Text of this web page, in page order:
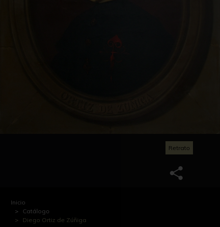
Retrato
Inicio
Catálogo
Diego Ortiz de Zúñiga